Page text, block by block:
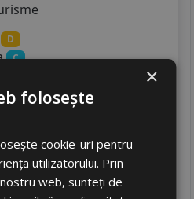
D
C
In stoc - peste 12 buc
livrare 2/3 zile
4
×
folosește
cookie-uri pentru
utilizatorului. Prin
web, sunteți de